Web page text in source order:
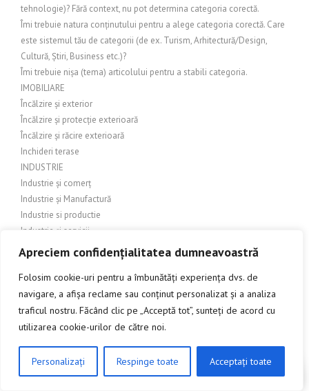
Apreciem confidențialitatea dumneavoastră
Folosim cookie-uri pentru a îmbunătăți experiența dvs. de
navigare, a afișa reclame sau conținut personalizat și a analiza
traficul nostru. Făcând clic pe „Acceptă tot”, sunteți de acord cu
utilizarea cookie-urilor de către noi.
Personalizați Respinge toate Acceptați toate
tehnologie)? Fără context, nu pot determina categoria corectă.
Îmi trebuie natura conținutului pentru a alege categoria corectă. Care
este sistemul tău de categorii (de ex. Turism, Arhitectură/Design,
Cultură, Știri, Business etc.)?
Îmi trebuie nișa (tema) articolului pentru a stabili categoria.
IMOBILIARE
Încălzire și exterior
Încălzire și protecție exterioară
Încălzire și răcire exterioară
Inchideri terase
INDUSTRIE
Industrie și comerț
Industrie și Manufactură
Industrie si productie
Industrie și servicii
Industrie textilă
INGINERIE
Îngrijire balcon
Îngrijire exterioară
Îngrijire grădină
Îngrijire grădină și amenajări exterioare
Îngrijire grădină și peisagistică
Îngrijire grădină și peisaj
CLICK AICI PENTRU A DISCUTA